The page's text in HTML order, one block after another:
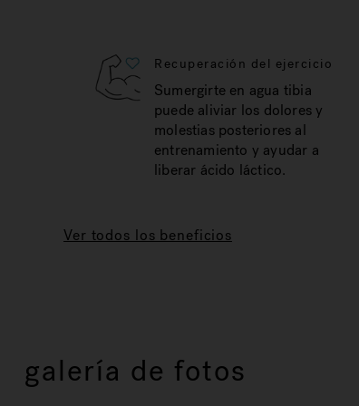
Recuperación del ejercicio
Sumergirte en agua tibia
puede aliviar los dolores y
molestias posteriores al
entrenamiento y ayudar a
liberar ácido láctico.
Ver todos los beneficios
galería de fotos